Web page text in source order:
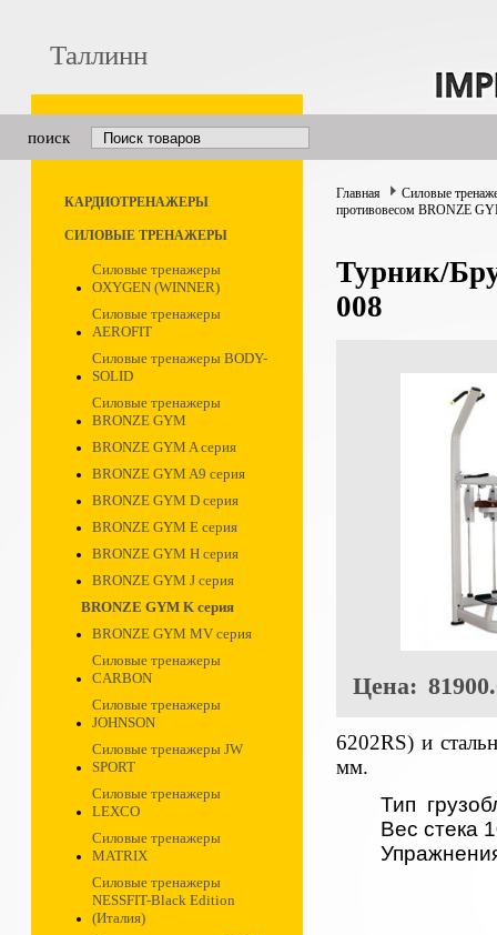
Таллинн
поиск
КАРДИОТРЕНАЖЕРЫ
СИЛОВЫЕ ТРЕНАЖЕРЫ
Силовые тренажеры
OXYGEN (WINNER)
Силовые тренажеры
AEROFIT
Силовые тренажеры BODY-
SOLID
Силовые тренажеры
BRONZE GYM
BRONZE GYM A серия
BRONZE GYM A9 серия
BRONZE GYM D серия
BRONZE GYM E серия
BRONZE GYM H серия
BRONZE GYM J серия
BRONZE GYM K серия
BRONZE GYM MV серия
Силовые тренажеры
CARBON
Силовые тренажеры
JOHNSON
Силовые тренажеры JW
SPORT
Силовые тренажеры
LEXCO
Силовые тренажеры
MATRIX
Силовые тренажеры
NESSFIT-Black Edition
(Италия)
Главная
Силовые
противовесом BRONZE
Турник/
008
Цена:
6202RS) и
мм.
Тип
Вес стека